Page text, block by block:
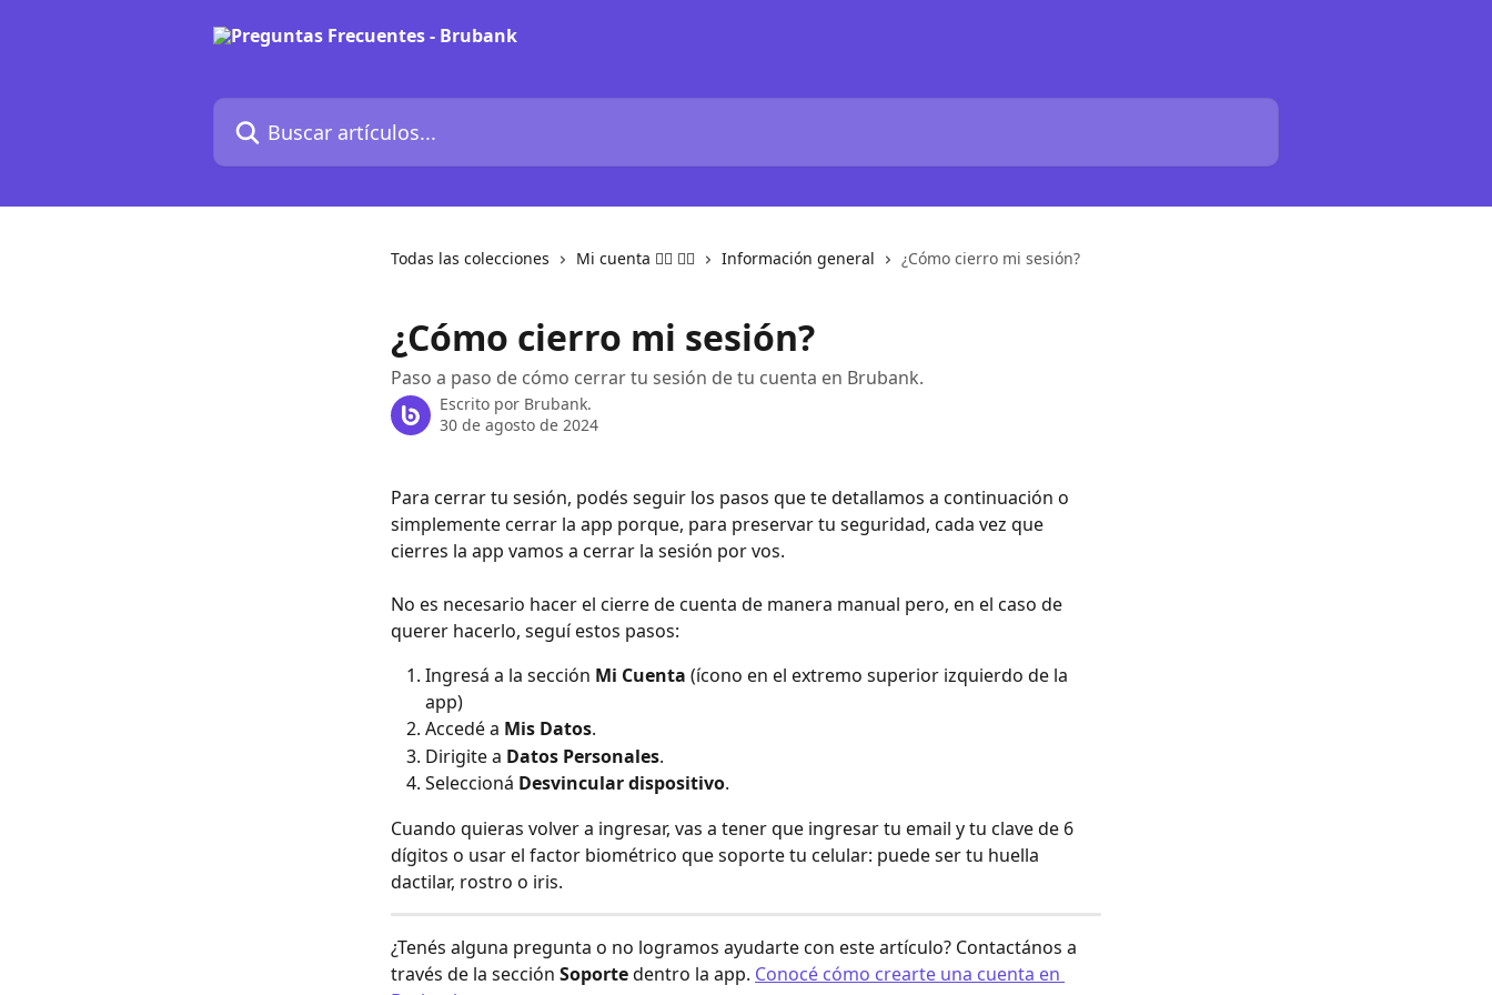
Buscar artículos...
Todas las colecciones Mi cuenta 🙋‍♀️ 🙋‍♂️ Información general ¿Cómo cierro mi sesión?
¿Cómo cierro mi sesión?
Paso a paso de cómo cerrar tu sesión de tu cuenta en Brubank.
Escrito por Brubank.
30 de agosto de 2024
Para cerrar tu sesión, podés seguir los pasos que te detallamos a continuación o
simplemente cerrar la app porque, para preservar tu seguridad, cada vez que
cierres la app vamos a cerrar la sesión por vos.
No es necesario hacer el cierre de cuenta de manera manual pero, en el caso de
querer hacerlo, seguí estos pasos:
Ingresá a la sección Mi Cuenta (ícono en el extremo superior izquierdo de la
app)
Accedé a Mis Datos.
Dirigite a Datos Personales.
Seleccioná Desvincular dispositivo.
Cuando quieras volver a ingresar, vas a tener que ingresar tu email y tu clave de 6
dígitos o usar el factor biométrico que soporte tu celular: puede ser tu huella
dactilar, rostro o iris.
¿Tenés alguna pregunta o no logramos ayudarte con este artículo? Contactános a
través de la sección Soporte dentro la app. Conocé cómo crearte una cuenta en